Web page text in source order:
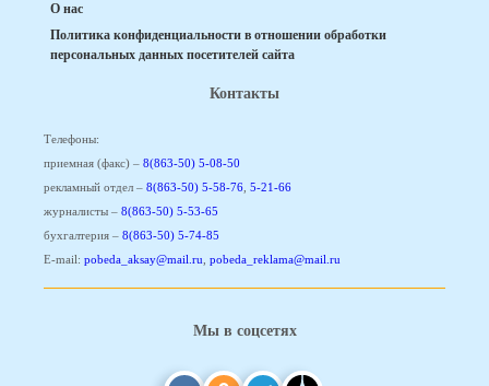
О нас
Политика конфиденциальности в отношении обработки
персональных данных посетителей сайта
Контакты
Телефоны:
приемная (факс) – 8(863-50) 5-08-50
рекламный отдел – 8(863-50) 5-58-76, 5-21-66
журналисты – 8(863-50) 5-53-65
бухгалтерия – 8(863-50) 5-74-85
E-mail: pobeda_aksay@mail.ru, pobeda_reklama@mail.ru
Мы в соцсетях